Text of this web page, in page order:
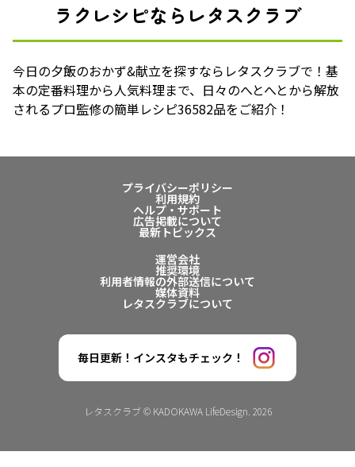
ラクレシピならレタスクラブ
今日の夕飯のおかず&献立を探すならレタスクラブで！基
本の定番料理から人気料理まで、日々のへとへとから解放
されるプロ監修の簡単レシピ36582品をご紹介！
プライバシーポリシー
利用規約
ヘルプ・サポート
広告掲載について
最新トピックス
運営会社
推奨環境
利用者情報の外部送信について
媒体資料
レタスクラブについて
毎日更新！インスタもチェック！
レタスクラブ © KADOKAWA LifeDesign. 2026